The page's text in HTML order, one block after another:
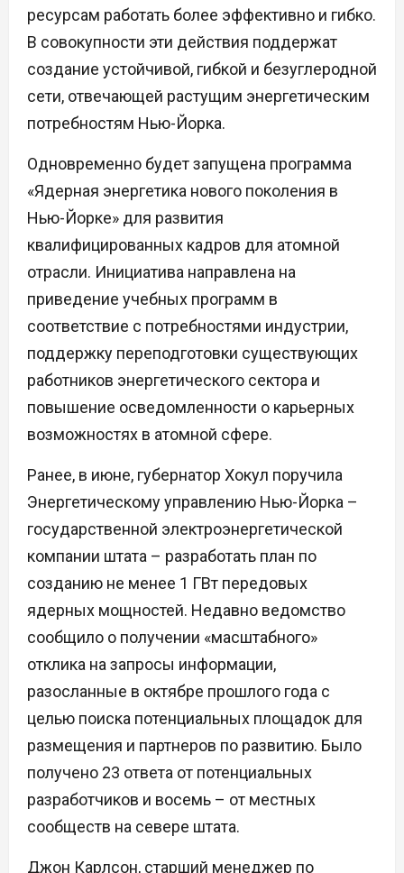
ресурсам работать более эффективно и гибко.
В совокупности эти действия поддержат
создание устойчивой, гибкой и безуглеродной
сети, отвечающей растущим энергетическим
потребностям Нью-Йорка.
Одновременно будет запущена программа
«Ядерная энергетика нового поколения в
Нью-Йорке» для развития
квалифицированных кадров для атомной
отрасли. Инициатива направлена на
приведение учебных программ в
соответствие с потребностями индустрии,
поддержку переподготовки существующих
работников энергетического сектора и
повышение осведомленности о карьерных
возможностях в атомной сфере.
Ранее, в июне, губернатор Хокул поручила
Энергетическому управлению Нью-Йорка –
государственной электроэнергетической
компании штата – разработать план по
созданию не менее 1 ГВт передовых
ядерных мощностей. Недавно ведомство
сообщило о получении «масштабного»
отклика на запросы информации,
разосланные в октябре прошлого года с
целью поиска потенциальных площадок для
размещения и партнеров по развитию. Было
получено 23 ответа от потенциальных
разработчиков и восемь – от местных
сообществ на севере штата.
Джон Карлсон, старший менеджер по